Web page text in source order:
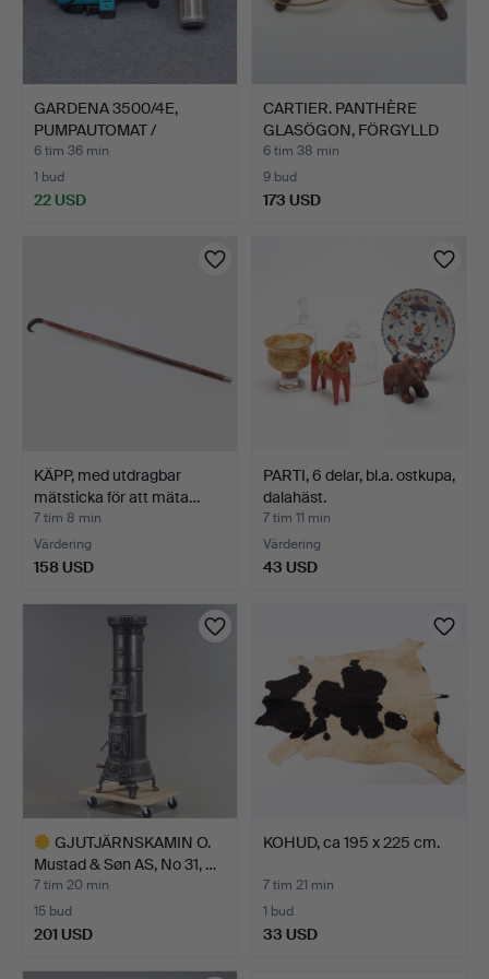
GARDENA 3500/4E,
PUMPAUTOMAT /
VATTENPUMP,…
6 tim 36 min
1 bud
22 USD
CARTIER. PANTHÈRE
GLASÖGON, FÖRGYLLD
BÅGE,…
6 tim 38 min
9 bud
173 USD
KÄPP, med utdragbar
mätsticka för att mäta…
7 tim 8 min
Värdering
158 USD
PARTI, 6 delar, bl.a. ostkupa,
dalahäst.
7 tim 11 min
Värdering
43 USD
GJUTJÄRNSKAMIN O.
Mustad & Søn AS, No 31, …
7 tim 20 min
15 bud
201 USD
KOHUD, ca 195 x 225 cm.
7 tim 21 min
1 bud
33 USD